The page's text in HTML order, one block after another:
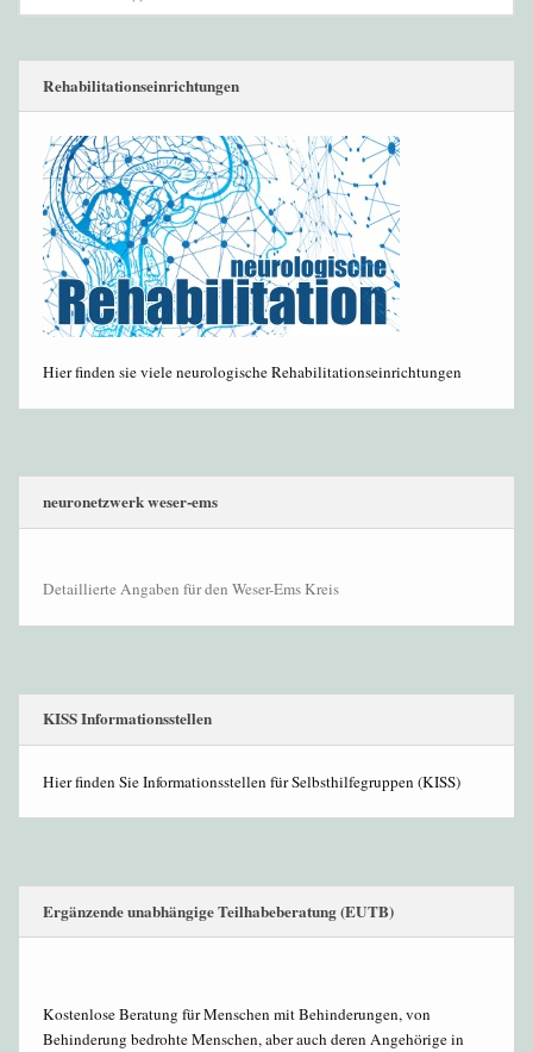
Rehabilitationseinrichtungen
Hier finden sie viele neurologische Rehabilitationseinrichtungen
neuronetzwerk weser-ems
Detaillierte Angaben für den Weser-Ems Kreis
KISS Informationsstellen
Hier finden Sie Informationsstellen für Selbsthilfegruppen (KISS)
Ergänzende unabhängige Teilhabeberatung (EUTB)
Kostenlose Beratung für Menschen mit Behinderungen, von
Behinderung bedrohte Menschen, aber auch deren Angehörige in